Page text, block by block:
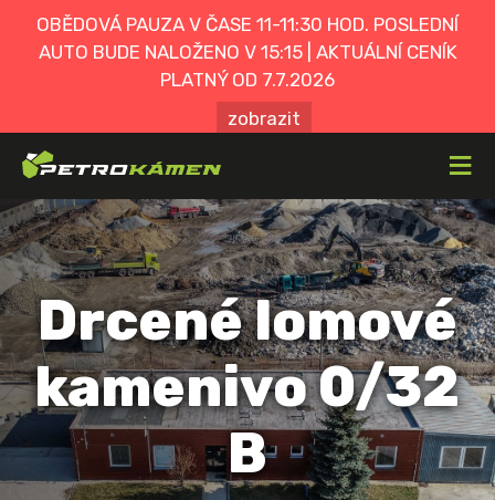
OBĚDOVÁ PAUZA V ČASE 11-11:30 HOD. POSLEDNÍ
AUTO BUDE NALOŽENO V 15:15 | AKTUÁLNÍ CENÍK
PLATNÝ OD 7.7.2026
zobrazit
≡
Drcené lomové
kamenivo 0/32
B